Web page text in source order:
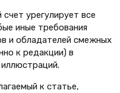
урегулирует все
иные требования
и обладателей смежных
к редакции) в
к статье,